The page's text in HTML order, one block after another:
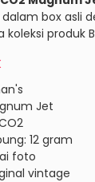
dalam box asli
produk
Jet
12 gram
foto
vintage